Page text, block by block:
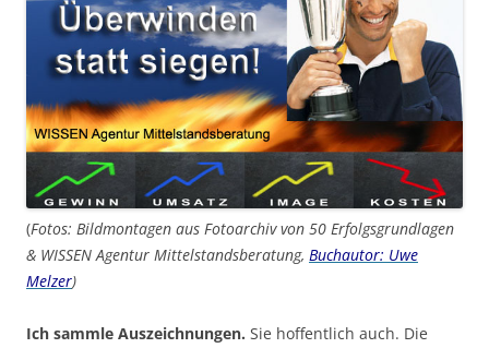
(Fotos: Bildmontagen aus Fotoarchiv von 50 Erfolgsgrundlagen
& WISSEN Agentur Mittelstandsberatung, Buchautor: Uwe
Melzer)
Ich sammle Auszeichnungen. Sie hoffentlich auch. Die